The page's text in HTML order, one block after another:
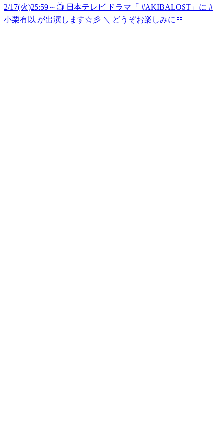
2/17(火)25:59～📺 日本テレビ ドラマ「 #AKIBALOST」に #
小栗有以 が出演します☆彡 ＼ どうぞお楽しみに🎀